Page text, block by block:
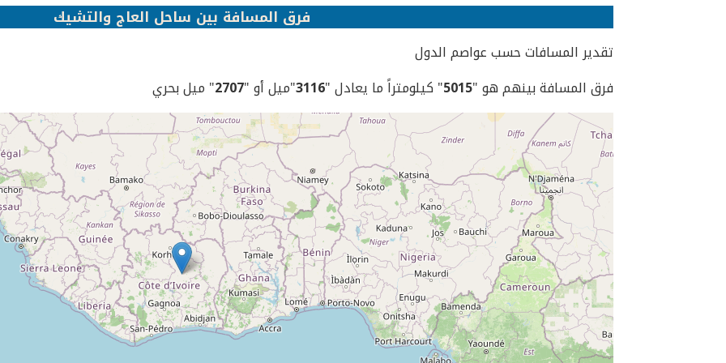
فرق المسافة بين ساحل العاج والتشيك
تقدير المسافات حسب عواصم الدول
فرق المسافة بينهم هو "5015" كيلومتراً ما يعادل "3116"ميل أو "2707" ميل بحري